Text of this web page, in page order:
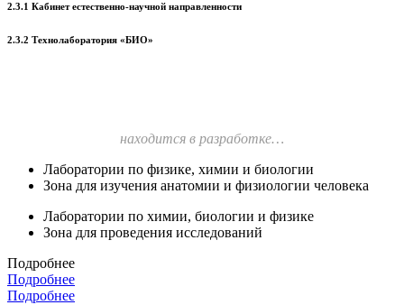
2.3.1 Кабинет естественно-научной направленности
2.3.2 Технолаборатория «БИО»
находится в разработке…
Лаборатории по физике, химии и биологии
Зона для изучения анатомии и физиологии человека
Лаборатории по химии, биологии и физике
Зона для проведения исследований
Подробнее
Подробнее
Подробнее